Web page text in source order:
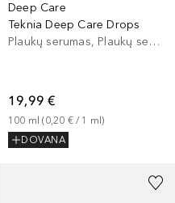
Deep Care
Teknia Deep Care Drops
Plaukų serumas, Plaukų serumas/aliejus
19,99 €
100 ml (0,20 € / 1 ml)
DOVANA